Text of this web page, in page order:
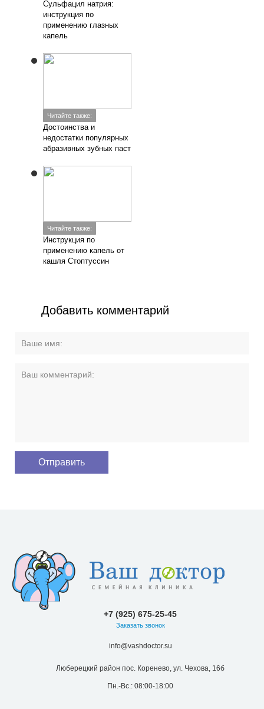
Сульфацил натрия:
инструкция по
применению глазных
капель
Читайте также:
Достоинства и
недостатки популярных
абразивных зубных паст
Читайте также:
Инструкция по
применению капель от
кашля Стоптуссин
Добавить комментарий
+7 (925) 675-25-45
Заказать звонок
info@vashdoctor.su
Люберецкий район пос. Коренево, ул. Чехова, 16б
Пн.-Вс.: 08:00-18:00